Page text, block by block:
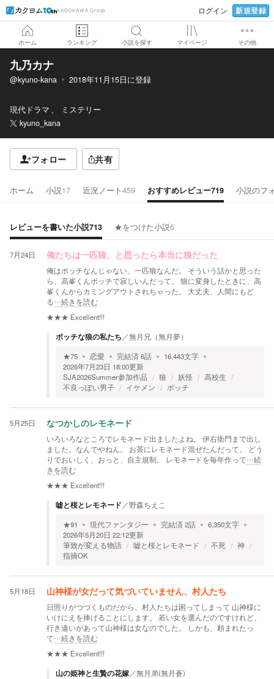
KADOKAWA Group ログイン 新規登録
ホーム ランキング 小説を探す マイページ その他
九乃カナ
@kyuno-kana 2018年11月15日に登録
現代ドラマ
ミステリー
kyuno_kana
フォロー 共有
ホーム 小説17 近況ノート459 おすすめレビュー719 小説のフ
レビューを書いた小説713 ★をつけた小説6
7月24日 俺たちは一匹狼、と思ったら本当に狼だった
俺はボッチなんじゃない、一匹狼なんだ。 そういう話かと思った
ら、高峯くんボッチで寂しいんだって。 狼に変身したときに、高
峯くんからカミングアウトされちゃった。 大丈夫、人間にもど
る…続きを読む
★★★ Excellent!!!
ボッチな狼の私たち ／無月兄（無月夢）
★75 恋愛 完結済6話 16,443文字
2026年7月23日 18:00更新
SJA2026Summer参加作品
狼 妖怪
高校生
不良っぽい男子
イケメン ボッチ
5月25日 なつかしのレモネード
いろいろなところでレモネード出ましたよね。 伊右衛門まで出し
ました。なんでやねん。 お茶にレモネード混ぜたんだって。 どう
りでおいしく、おっと、自主規制。 レモネードを毎年作って…続
きを読む
★★★ Excellent!!!
嘘と桜とレモネード ／野森ちえこ
★91 現代ファンタジー 完結済2話 6,350文字
2026年5月20日 22:12更新
筆致が変える物語
嘘と桜とレモネード 不死
神
指摘OK
5月18日 山神様が女だって気づいていません、村人たち
日照りがつづくものだから、村人たちは困ってしまって 山神様に
いけにえを捧げることにします。 若い女を選んだのですけれど、
行き違いがあって山神様は女なのでした。 しかも、頼まれたっ
て…続きを読む
★★★ Excellent!!!
山の姫神と生贄の花嫁／無月弟(無月蒼)